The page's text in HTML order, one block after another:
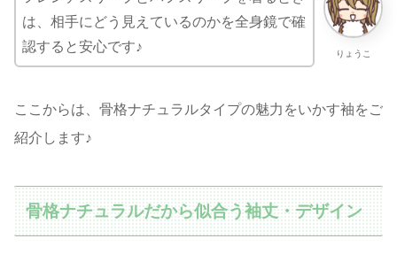
りょうこ
は、相手にどう見えているのかを全身鏡で確
認すると安心です♪
ここからは、骨格ナチュラルタイプの魅力をいかす袖をご
紹介します♪
骨格ナチュラルだから似合う袖丈・デザイン